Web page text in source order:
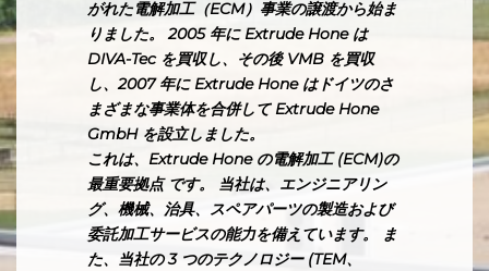
がれた電解加工（ECM）事業の譲渡から始ま
りました。 2005 年に Extrude Hone は
DIVA-Tec を買収し、その後 VMB を買収
し、2007 年に Extrude Hone はドイツのさ
まざまな事業体を合併して Extrude Hone
GmbH を設立しました。
これは、Extrude Hone の電解加工 (ECM)の
最重要拠点 です。 当社は、エンジニアリン
グ、機械、治具、スペアパーツの製造および
委託加工サービスの能力を備えています。 ま
た、当社の 3 つのテクノロジー (TEM、